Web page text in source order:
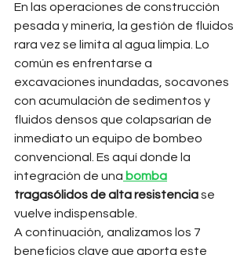
En las operaciones de construcción
pesada y minería, la gestión de fluidos
rara vez se limita al agua limpia. Lo
común es enfrentarse a
excavaciones inundadas, socavones
con acumulación de sedimentos y
fluidos densos que colapsarían de
inmediato un equipo de bombeo
convencional. Es aquí donde la
integración de una bomba
tragasólidos de alta resistencia se
vuelve indispensable.
A continuación, analizamos los 7
beneficios clave que aporta este